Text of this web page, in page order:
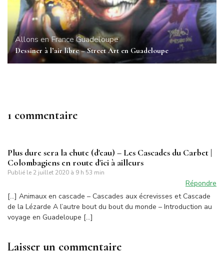
Allons en France Guadeloupe
Dessiner à l’air libre – Street Art en Guadeloupe
1 commentaire
Plus dure sera la chute (d'eau) – Les Cascades du Carbet |
Colombagiens en route d'ici à ailleurs
Publié le 2 juillet 2020 à 9 h 53 min
Répondre
[…] Animaux en cascade – Cascades aux écrevisses et Cascade
de la Lézarde A l’autre bout du bout du monde – Introduction au
voyage en Guadeloupe […]
Laisser un commentaire